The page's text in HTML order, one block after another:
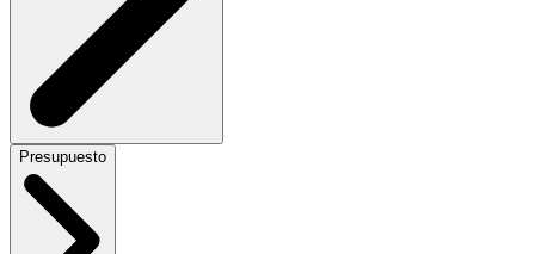
Presupuesto